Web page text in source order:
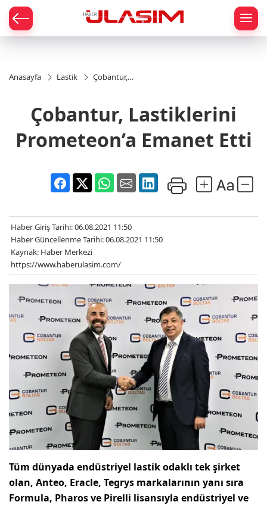
Anasayfa Lastik
Çobantur,
Emanet Etti
Çobantur, Lastiklerini
Prometeon’a Emanet Etti
Haber Giriş Tarihi: 06.08.2021 11:50
Haber Güncellenme Tarihi: 06.08.2021 11:50
Kaynak: Haber Merkezi
https://www.haberulasim.com/
Tüm dünyada endüstriyel lastik odaklı tek şirket
olan, Anteo, Eracle, Tegrys markalarının yanı sıra
Formula, Pharos ve Pirelli lisansıyla endüstriyel ve